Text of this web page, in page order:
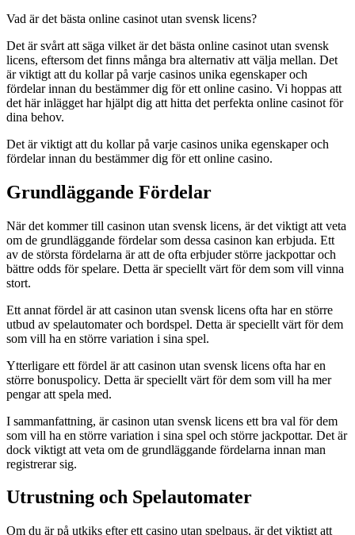
Vad är det bästa online casinot utan svensk licens?
Det är svårt att säga vilket är det bästa online casinot utan svensk
licens, eftersom det finns många bra alternativ att välja mellan. Det
är viktigt att du kollar på varje casinos unika egenskaper och
fördelar innan du bestämmer dig för ett online casino. Vi hoppas att
det här inlägget har hjälpt dig att hitta det perfekta online casinot för
dina behov.
Det är viktigt att du kollar på varje casinos unika egenskaper och
fördelar innan du bestämmer dig för ett online casino.
Grundläggande Fördelar
När det kommer till casinon utan svensk licens, är det viktigt att veta
om de grundläggande fördelar som dessa casinon kan erbjuda. Ett
av de största fördelarna är att de ofta erbjuder större jackpottar och
bättre odds för spelare. Detta är speciellt värt för dem som vill vinna
stort.
Ett annat fördel är att casinon utan svensk licens ofta har en större
utbud av spelautomater och bordspel. Detta är speciellt värt för dem
som vill ha en större variation i sina spel.
Ytterligare ett fördel är att casinon utan svensk licens ofta har en
större bonuspolicy. Detta är speciellt värt för dem som vill ha mer
pengar att spela med.
I sammanfattning, är casinon utan svensk licens ett bra val för dem
som vill ha en större variation i sina spel och större jackpottar. Det är
dock viktigt att veta om de grundläggande fördelarna innan man
registrerar sig.
Utrustning och Spelautomater
Om du är på utkiks efter ett casino utan spelpaus, är det viktigt att